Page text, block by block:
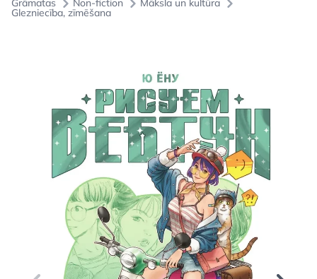
Grāmatas Non-fiction Māksla un kultūra
Glezniecība, zīmēšana